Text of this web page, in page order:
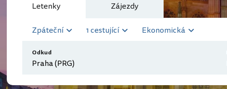
Letenky Zájezdy
Zpáteční 1 cestující Ekonomická
Odkud